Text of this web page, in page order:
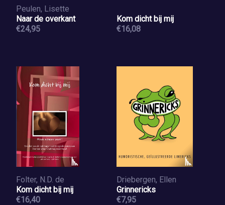
Peulen, Lisette
Naar de overkant
€24,95
Kom dicht bij mij
€16,08
Folter, N.D. de
Kom dicht bij mij
€16,40
Driebergen, Ellen
Grinnericks
€7,95